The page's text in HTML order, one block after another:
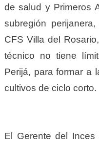
de salud y Primeros
subregión
CFS Villa del
técnico no tiene
Perijá, para formar a
cultivos de ciclo corto.
El Gerente del